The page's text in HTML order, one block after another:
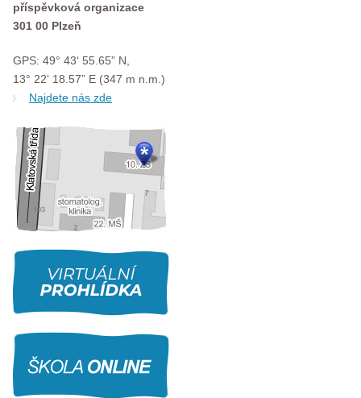
příspěvková organizace
301 00 Plzeň
GPS: 49° 43‘ 55.65” N,
13° 22‘ 18.57” E (347 m n.m.)
Najdete nás zde